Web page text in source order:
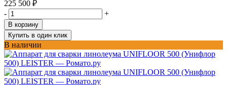
225 500 ₽
-
+
В корзину
Купить в один клик
В наличии